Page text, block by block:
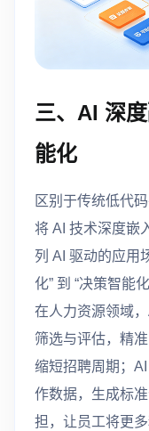
三、AI 深
能化
区别于传统低代
将 AI 技术深度嵌
列 AI 驱动的应用
化” 到 “决策智能
在人力资源领域
筛选与评估，精
缩短招聘周期；
作数据，生成标
担，让员工将更